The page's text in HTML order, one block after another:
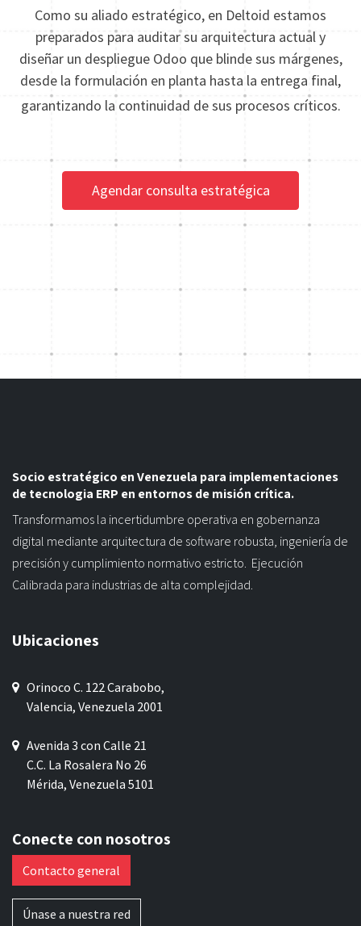
Como su aliado estratégico, en Deltoid estamos
preparados para auditar su arquitectura actual y
diseñar un despliegue Odoo que blinde sus márgenes,
desde la formulación en planta hasta la entrega final,
garantizando la continuidad de sus procesos críticos.
Agendar consulta estratégica
Socio estratégico en Venezuela para implementaciones
de tecnologia ERP en entornos de misión crítica.
Transformamos la incertidumbre operativa en gobernanza
digital mediante arquitectura de software robusta, ingeniería de
precisión y cumplimiento normativo estricto. Ejecución
Calibrada para industrias de alta complejidad.
Ubicaciones
Orinoco C. 122 Carabobo,
Valencia, Venezuela 2001
Avenida 3 con Calle 21
C.C. La Rosalera No 26
Mérida, Venezuela 5101
Conecte con nosotros
Contacto general
Únase a nuestra red